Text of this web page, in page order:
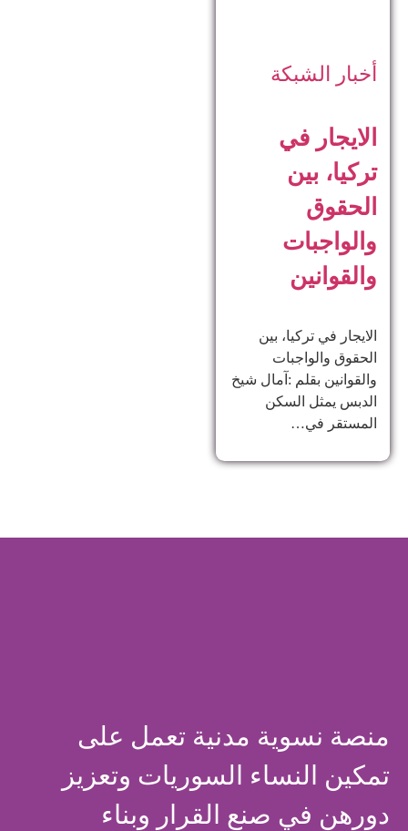
أخبار الشبكة
الايجار في
تركيا، بين
الحقوق
والواجبات
والقوانين
الايجار في تركيا، بين
الحقوق والواجبات
والقوانين بقلم :آمال شيخ
الدبس يمثل السكن
المستقر في…
منصة نسوية مدنية تعمل على
تمكين النساء السوريات وتعزيز
دورهن في صنع القرار وبناء